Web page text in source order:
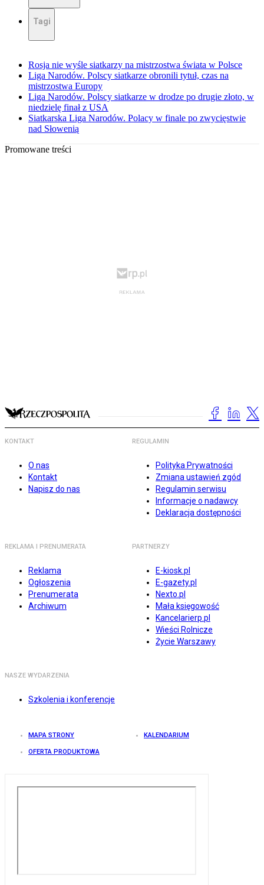
Tagi
Rosja nie wyśle siatkarzy na mistrzostwa świata w Polsce
Liga Narodów. Polscy siatkarze obronili tytuł, czas na
mistrzostwa Europy
Liga Narodów. Polscy siatkarze w drodze po drugie złoto, w
niedzielę finał z USA
Siatkarska Liga Narodów. Polacy w finale po zwycięstwie
nad Słowenią
Promowane treści
KONTAKT
O nas
Kontakt
Napisz do nas
REGULAMIN
Polityka Prywatności
Zmiana ustawień zgód
Regulamin serwisu
Informacje o nadawcy
Deklaracja dostępności
REKLAMA I PRENUMERATA
Reklama
Ogłoszenia
Prenumerata
Archiwum
PARTNERZY
E-kiosk.pl
E-gazety.pl
Nexto.pl
Mała księgowość
Kancelarierp.pl
Wieści Rolnicze
Życie Warszawy
NASZE WYDARZENIA
Szkolenia i konferencje
MAPA STRONY KALENDARIUM
OFERTA PRODUKTOWA